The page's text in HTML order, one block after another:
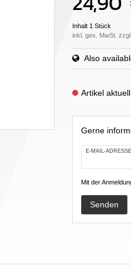
Inhalt 1 Stück
inkl. ges. MwSt. zzgl.
Also
Artikel
Gerne
E-MAIL-ADRESSE
Mit der
Senden